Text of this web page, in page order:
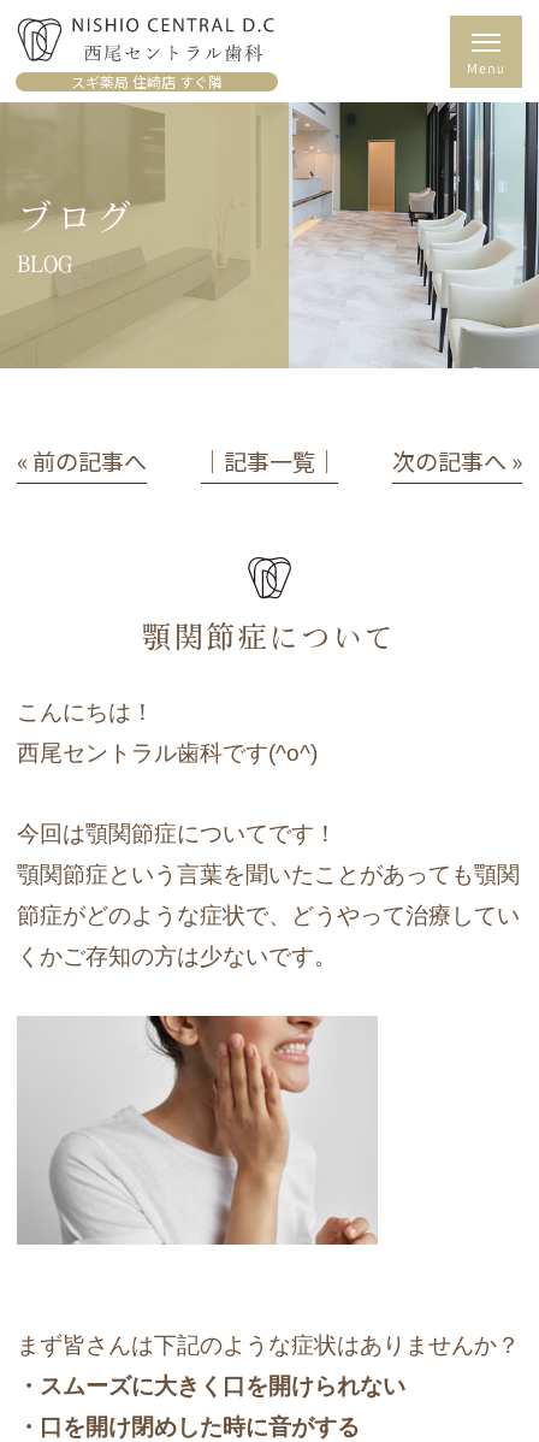
スギ薬局 住崎店 すぐ隣
ブログ
BLOG
« 前の記事へ │記事一覧│ 次の記事へ »
顎関節症について
こんにちは！
西尾セントラル歯科です(^o^)
今回は顎関節症についてです！
顎関節症という言葉を聞いたことがあっても顎関
節症がどのような症状で、どうやって治療してい
くかご存知の方は少ないです。
まず皆さんは下記のような症状はありませんか？
・スムーズに大きく口を開けられない
・口を開け閉めした時に音がする